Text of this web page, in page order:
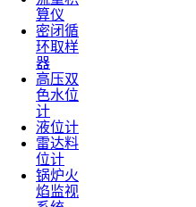
算仪
密闭循
环取样
器
高压双
色水位
计
液位计
雷达料
位计
锅炉火
焰监视